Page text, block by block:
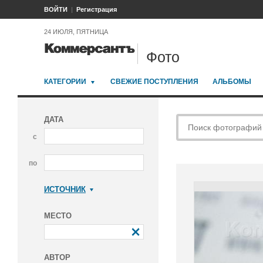
ВОЙТИ Регистрация
24 ИЮЛЯ, ПЯТНИЦА
Фото
КАТЕГОРИИ СВЕЖИЕ ПОСТУПЛЕНИЯ АЛЬБОМЫ
ДАТА
с
по
ИСТОЧНИК
МЕСТО
АВТОР